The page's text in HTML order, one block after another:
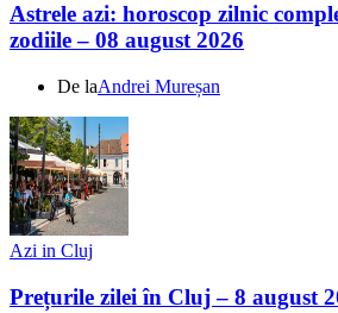
Astrele azi: horoscop zilnic
zodiile – 08 august 2026
De laAndrei Mureșan
Azi in Cluj
Prețurile zilei în Cluj – 8 august